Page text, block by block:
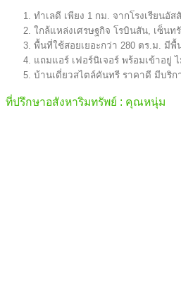
ทำเลดี เพียง 1 กม. จากโรงเรียนอั
ใกล้แหล่งเศรษฐกิจ โรบินสัน, เซ็นท
พื้นที่ใช้สอยเยอะกว่า 280 ตร.ม. มี
แถมแอร์ เฟอร์นิเจอร์ พร้อมเข้าอยู่
บ้านเดี่ยวสไตล์คันทรี ราคาดี มีบริก
ที่ปรึกษาอสังหาริมทรัพย์ : คุณหนุ่ม